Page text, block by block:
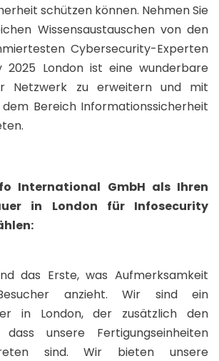
schützen können. Nehmen Sie
Wissensaustauschen von den
Cybersecurity-Experten
2025 London ist eine wunderbare
Netzwerk zu erweitern und mit
Bereich Informationssicherheit
International GmbH als Ihren
in London für Infosecurity
das Erste, was Aufmerksamkeit
anzieht. Wir sind ein
in London, der zusätzlich den
unsere Fertigungseinheiten
sind. Wir bieten unsere